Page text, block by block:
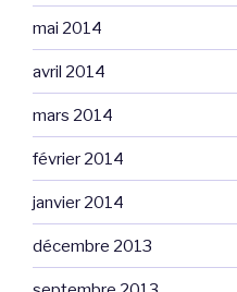
mai 2014
avril 2014
mars 2014
février 2014
janvier 2014
décembre 2013